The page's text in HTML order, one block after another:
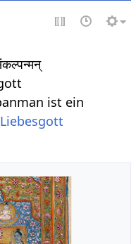
ist ein
Liebesgott